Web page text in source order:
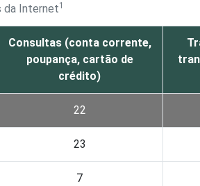
da Internet1
Consultas (conta corrente,
poupança, cartão de
crédito)
22
23
7